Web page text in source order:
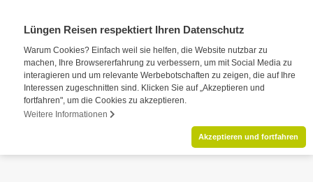
Lüngen Reisen respektiert Ihren Datenschutz
Warum Cookies? Einfach weil sie helfen, die Website nutzbar zu
machen, Ihre Browsererfahrung zu verbessern, um mit Social Media zu
interagieren und um relevante Werbebotschaften zu zeigen, die auf Ihre
Interessen zugeschnitten sind. Klicken Sie auf „Akzeptieren und
fortfahren", um die Cookies zu akzeptieren.
Weitere Informationen
Akzeptieren und fortfahren